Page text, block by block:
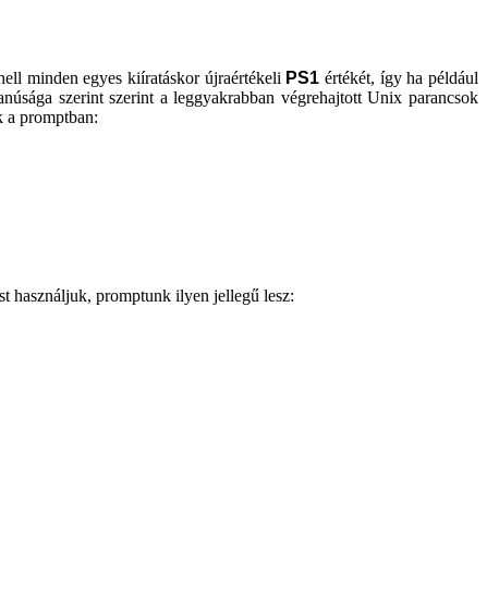
minden egyes kiíratáskor újraértékeli PS1 értékét, így ha például
szerint szerint a leggyakrabban végrehajtott Unix parancsok
a promptban:
használjuk, promptunk ilyen jellegű lesz: